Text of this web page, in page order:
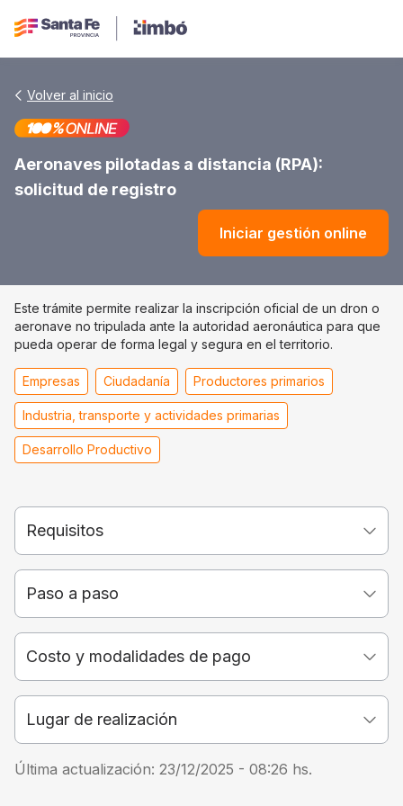
Volver al inicio
Aeronaves pilotadas a distancia (RPA):
solicitud de registro
Iniciar gestión online
Este trámite permite realizar la inscripción oficial de un dron o
aeronave no tripulada ante la autoridad aeronáutica para que
pueda operar de forma legal y segura en el territorio.
Empresas Ciudadanía Productores primarios
Industria, transporte y actividades primarias
Desarrollo Productivo
Requisitos
Paso a paso
Costo y modalidades de pago
Lugar de realización
Última actualización: 23/12/2025 - 08:26 hs.